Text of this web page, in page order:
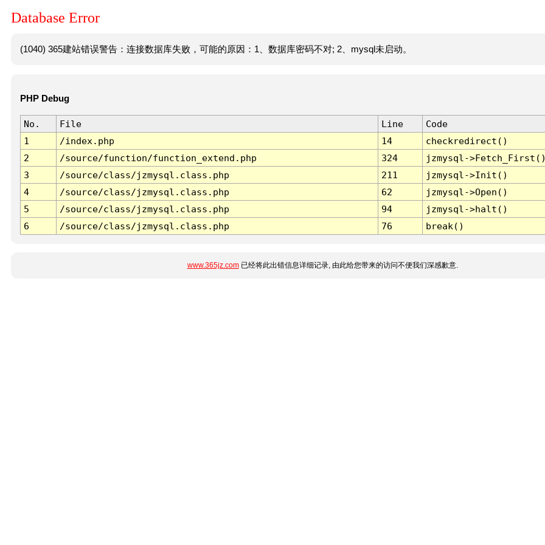
Database Error
(1040) 365建站错误警告：连接数据库失败，可能的原因：1、数据库密码不对; 2、mysql未启动。
PHP Debug
No. File Line
Code
1
/index.php 14
checkredirect()
2
/source/function/function_extend.php 324
jzmysql-
3
/source/class/jzmysql.class.php 211
jzmysql->Init()
4
/source/class/jzmysql.class.php 62
jzmysql->Open()
5
/source/class/jzmysql.class.php 94
jzmysql->halt()
6
/source/class/jzmysql.class.php 76 break()
www.365jz.com已经将此出错信息详细记录, 由此给您带来的访问不便我们深感歉意.